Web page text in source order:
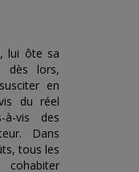
lui ôte sa
dès lors,
en
du réel
à-vis des
Dans
tous les
cohabiter